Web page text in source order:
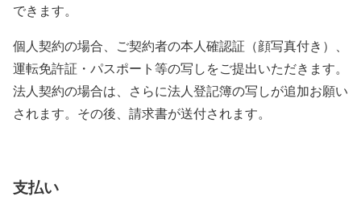
できます。
個人契約の場合、ご契約者の本人確認証（顔写真付き）、
運転免許証・パスポート等の写しをご提出いただきます。
法人契約の場合は、さらに法人登記簿の写しが追加お願い
されます。その後、請求書が送付されます。
支払い